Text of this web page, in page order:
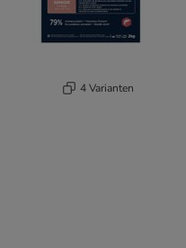
4 Varianten